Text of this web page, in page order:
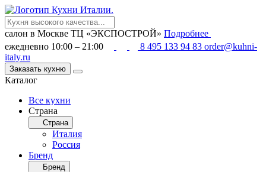
салон в Москве ТЦ «ЭКСПОСТРОЙ» Подробнее
ежедневно 10:00 – 21:00
8 495 133 94 83 order@kuhni-
italy.ru
Заказать кухню
Каталог
Все кухни
Страна
Страна
Италия
Россия
Бренд
Бренд